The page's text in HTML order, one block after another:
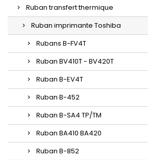
Ruban transfert thermique
Ruban imprimante Toshiba
Rubans B-FV4T
Ruban BV410T - BV420T
Ruban B-EV4T
Ruban B-452
Ruban B-SA4 TP/TM
Ruban BA410 BA420
Ruban B-852